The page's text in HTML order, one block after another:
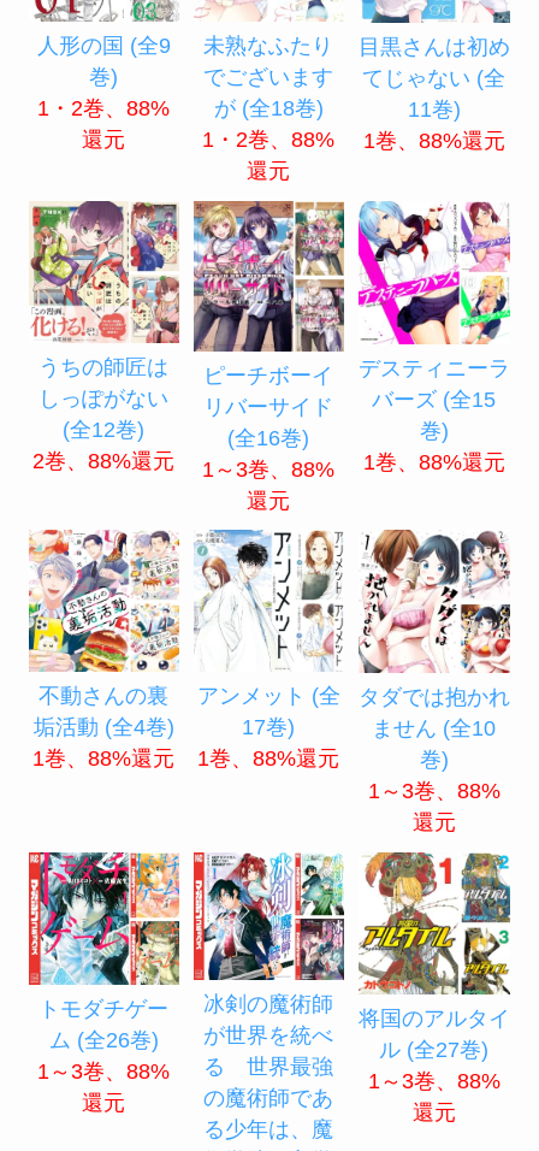
人形の国 (全9
巻)
1・2巻、88%
還元
未熟なふたり
でございます
が (全18巻)
1・2巻、88%
還元
目黒さんは初め
てじゃない (全
11巻)
1巻、88%還元
うちの師匠は
しっぽがない
(全12巻)
2巻、88%還元
ピーチボーイ
リバーサイド
(全16巻)
1～3巻、88%
還元
デスティニーラ
バーズ (全15
巻)
1巻、88%還元
不動さんの裏
垢活動 (全4巻)
1巻、88%還元
アンメット (全
17巻)
1巻、88%還元
タダでは抱かれ
ません (全10
巻)
1～3巻、88%
還元
トモダチゲー
ム (全26巻)
1～3巻、88%
還元
冰剣の魔術師
が世界を統べ
る 世界最強
の魔術師であ
る少年は、魔
将国のアルタイ
ル (全27巻)
1～3巻、88%
還元